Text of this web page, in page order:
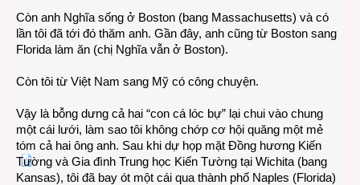
Còn anh Nghĩa sống ở Boston (bang Massachusetts) và có
lần tôi đã tới đó thăm anh. Gần đây, anh cũng từ Boston sang
Florida làm ăn (chị Nghĩa vẫn ở Boston).
Còn tôi từ Việt Nam sang Mỹ có công chuyện.
Vậy là bỗng dưng cả hai “con cá lóc bự” lại chui vào chung
một cái lưới, làm sao tôi không chớp cơ hội quăng một mẻ
tóm cả hai ông anh. Sau khi dự họp mặt Đồng hương Kiến
Tường và Gia đình Trung học Kiến Tường tại Wichita (bang
Kansas), tôi đã bay ót một cái qua thành phố Naples (Florida)